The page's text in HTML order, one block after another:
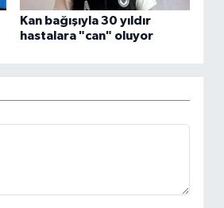
Kan bağışıyla 30 yıldır
hastalara "can" oluyor